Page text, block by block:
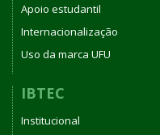
Apoio estudantil
Internacionalização
Uso da marca UFU
IBTEC
Institucional